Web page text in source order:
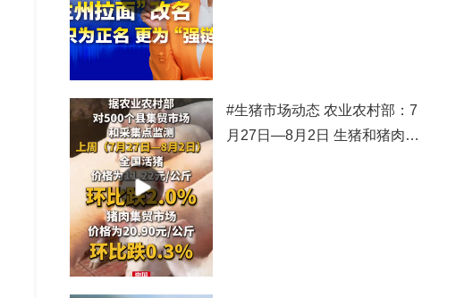
#生猪市场动态 农业农村部：7
月27日—8月2日 生猪和猪肉价